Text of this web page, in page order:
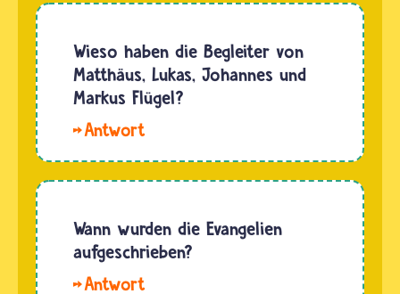
Evangelien
entstanden
sind. Es
einige
Vermutungen,
die viele
Wieso haben die Begleiter von
Matthäus, Lukas, Johannes und
Markus Flügel?
Evangelisten
Matthäus,
Lukas
und
Wann wurden die Evangelien
aufgeschrieben?